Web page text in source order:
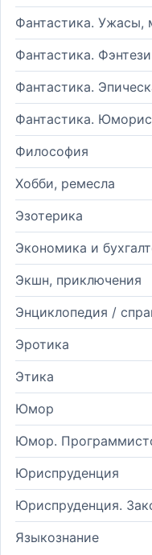
Фантастика. Ужасы,
Фантастика. Фэнтези
Фантастика.
Фантастика.
Философия
Хобби, ремесла
Эзотерика
Экономика и
Экшн, приключения
Энциклопедия /
Эротика
Этика
Юмор
Юмор.
Юриспруденция
Юриспруденция.
Языкознание